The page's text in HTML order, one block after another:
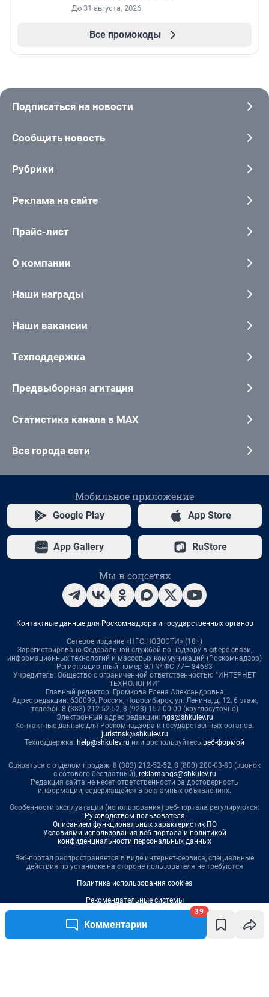
Комментарии
39
До 31 августа, 2026
Все промокоды
Подписаться на новости
Сообщить новость
Рубрики
Реклама на сайте
Прайс-лист
О компании
Наши награды
Наши вакансии
Техподдержка
Предвыборная агитация
Статистика канала в MAX
Все города сети
Мобильное приложение
Google Play App Store
App Gallery RuStore
Мы в соцсетях
Контактные данные для Роскомнадзора и государственных органов
Сетевое издание «НГС.НОВОСТИ» (18+)
Зарегистрировано Федеральной службой по надзору в сфере связи,
информационных технологий и массовых коммуникаций (Роскомнадзор)
Регистрационный номер ЭЛ № ФС 77— 84683
Учредитель: Общество с ограниченной ответственностью "ИНТЕРНЕТ
ТЕХНОЛОГИИ"
Главный редактор: Громкова Елена Александровна
Адрес редакции: 630099, Россия, Новосибирск, ул. Ленина, д. 12, 6 этаж,
телефон 8 (383) 212-52-52, 8 (923) 157-00-00 (круглосуточно)
Электронный адрес редакции: ngs@shkulev.ru
Контактные данные для Роскомнадзора и государственных органов:
juristnsk@shkulev.ru
Техподдержка: help@shkulev.ru или воспользуйтесь веб-формой
Связаться с отделом продаж: 8 (383) 212-52-52, 8 (800) 200-03-83 (звонок
с сотового бесплатный), reklamangs@shkulev.ru
Редакция сайта не несет ответственности за достоверность
информации, содержащейся в рекламных объявлениях.
Особенности эксплуатации (использования) веб-портала регулируются:
Руководством пользователя
Описанием функциональных характеристик ПО
Условиями использования веб-портала и политикой
конфиденциальности персональных данных
Веб-портал распространяется в виде интернет-сервиса, специальные
действия по установке на стороне пользователя не требуются
Политика использования cookies
Рекомендательные системы
Пользовательское соглашение сервиса «Подписка без баннерной
рекламы»